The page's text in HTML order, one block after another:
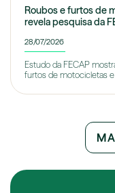
Roubos e furtos de
revela pesquisa da
28/07/2026
Estudo da FECAP
furtos de motocicletas